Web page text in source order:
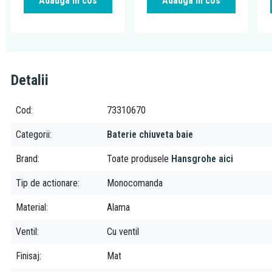
Detalii
Cod 73310670
Categorii Baterie chiuveta baie
Brand Toate produsele Hansgrohe aici
Tip de actionare Monocomanda
Material Alama
Ventil Cu ventil
Finisaj Mat